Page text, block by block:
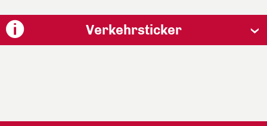
Verkehrsticker